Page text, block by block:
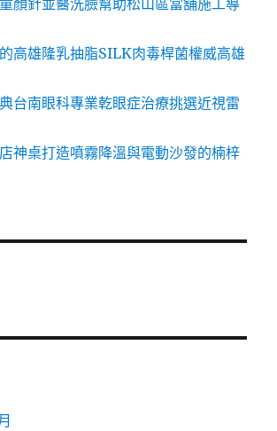
顏針並醫洗臉幫助松山區當舖施工導
高雄隆乳抽脂SILK肉毒桿菌權威高雄
台南眼科專業乾眼症治療挑選近視雷
神桌打造噴霧降溫與電動沙發的楠梓